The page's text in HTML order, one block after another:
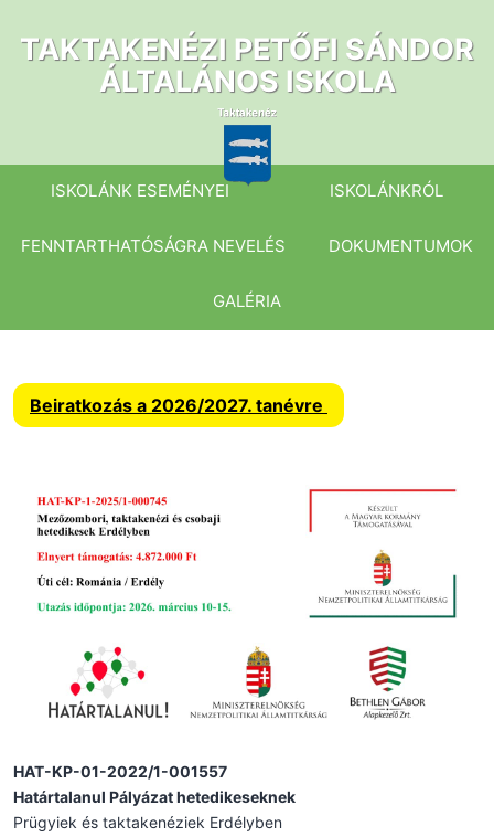
tartalomhoz
TAKTAKENÉZI PETŐFI SÁNDOR
ÁLTALÁNOS ISKOLA
ISKOLÁNK ESEMÉNYEI ISKOLÁNKRÓL
FENNTARTHATÓSÁGRA NEVELÉS DOKUMENTUMOK
GALÉRIA
Beiratkozás a 2026/2027. tanévre
HAT-KP-01-2022/1-001557
Határtalanul Pályázat hetedikeseknek
Prügyiek és taktakenéziek Erdélyben